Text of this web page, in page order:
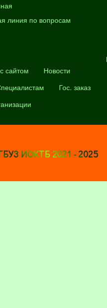
линия по вопросам
сайтом
Новости
Гос. заказ
ИОКТБ 2021 - 2025